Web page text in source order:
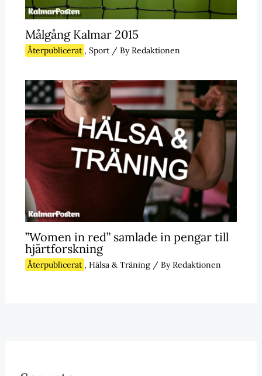
Målgång Kalmar 2015
Återpublicerat , Sport/ ByRedaktionen
”Women in red” samlade in pengar till
hjärtforskning
Återpublicerat , Hälsa & Träning/ ByRedaktionen